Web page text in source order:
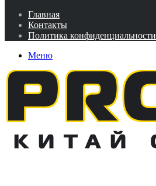
Главная
Контакты
Политика конфиденциальности
Меню